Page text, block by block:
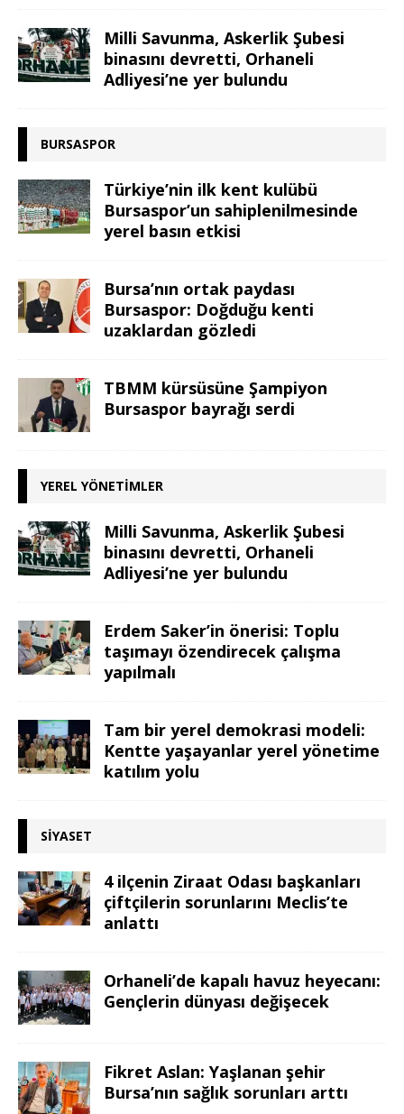
Milli Savunma, Askerlik Şubesi
binasını devretti, Orhaneli
Adliyesi’ne yer bulundu
BURSASPOR
Türkiye’nin ilk kent kulübü
Bursaspor’un sahiplenilmesinde
yerel basın etkisi
Bursa’nın ortak paydası
Bursaspor: Doğduğu kenti
uzaklardan gözledi
TBMM kürsüsüne Şampiyon
Bursaspor bayrağı serdi
YEREL YÖNETIMLER
Milli Savunma, Askerlik Şubesi
binasını devretti, Orhaneli
Adliyesi’ne yer bulundu
Erdem Saker’in önerisi: Toplu
taşımayı özendirecek çalışma
yapılmalı
Tam bir yerel demokrasi modeli:
Kentte yaşayanlar yerel yönetime
katılım yolu
SIYASET
4 ilçenin Ziraat Odası başkanları
çiftçilerin sorunlarını Meclis’te
anlattı
Orhaneli’de kapalı havuz heyecanı:
Gençlerin dünyası değişecek
Fikret Aslan: Yaşlanan şehir
Bursa’nın sağlık sorunları arttı